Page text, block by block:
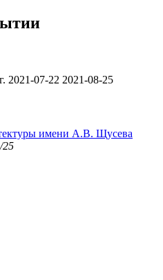
2021-07-22 2021-08-25
имени А.В. Щусева
25